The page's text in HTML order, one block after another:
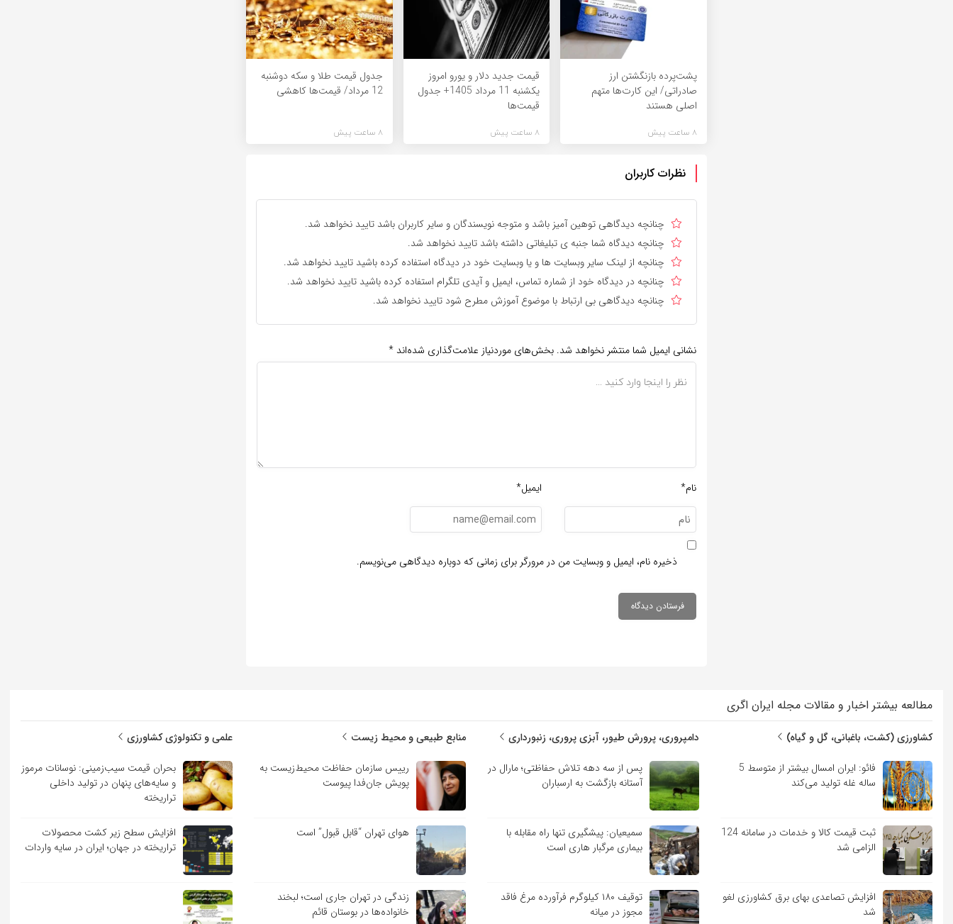
پشت‌پرده بازنگشتن ارز
صادراتی/ این کارت‌ها متهم
اصلی هستند
8 ساعت پیش
قیمت جدید دلار و یورو امروز
یکشنبه 11 مرداد 1405+ جدول
قیمت‌ها
8 ساعت پیش
جدول قیمت طلا و سکه دوشنبه
12 مرداد/ قیمت‌ها کاهشی
8 ساعت پیش
نظرات کاربران
چنانچه دیدگاهی توهین آمیز باشد و متوجه نویسندگان و سایر کاربران باشد تایید نخواهد شد.
چنانچه دیدگاه شما جنبه ی تبلیغاتی داشته باشد تایید نخواهد شد.
چنانچه از لینک سایر وبسایت ها و یا وبسایت خود در دیدگاه استفاده کرده باشید تایید نخواهد شد.
چنانچه در دیدگاه خود از شماره تماس، ایمیل و آیدی تلگرام استفاده کرده باشید تایید نخواهد شد.
چنانچه دیدگاهی بی ارتباط با موضوع آموزش مطرح شود تایید نخواهد شد.
نشانی ایمیل شما منتشر نخواهد شد. بخش‌های موردنیاز علامت‌گذاری شده‌اند *
نام* ایمیل*
ذخیره نام، ایمیل و وبسایت من در مرورگر برای زمانی که دوباره دیدگاهی می‌نویسم.
مطالعه بیشتر اخبار و مقالات مجله ایران اگری
کشاورزی (کشت، باغبانی، گل و گیاه)
فائو: ایران امسال بیشتر از متوسط 5
ساله غله تولید می‌کند
ثبت قیمت کالا و خدمات در سامانه 124
الزامی شد
افزایش تصاعدی بهای برق کشاورزی لغو
شد
دامپروری، پرورش طیور، آبزی پروری، زنبورداری
پس از سه دهه تلاش حفاظتی؛ مارال در
آستانه بازگشت به ارسباران
سمیعیان: پیشگیری تنها راه مقابله با
بیماری مرگبار هاری است
توقیف ۱۸۰ کیلوگرم فرآورده مرغ فاقد
مجوز در میانه
منابع طبیعی و محیط زیست
رییس سازمان حفاظت محیط‌زیست به
پویش جان‌فدا پیوست
هوای تهران “قابل قبول” است
زندگی در تهران جاری است؛ لبخند
خانواده‌ها در بوستان قائم
علمی و تکنولوژی کشاورزی
بحران قیمت سیب‌زمینی: نوسانات مرموز
و سایه‌های پنهان در تولید داخلی
تراریخته
افزایش سطح زیر کشت محصولات
تراریخته در جهان؛ ایران در سایه واردات